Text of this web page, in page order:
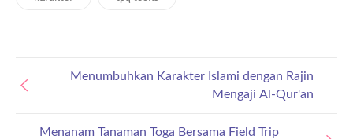
Menanam Tanaman Toga Bersama Field Trip
Menumbuhkan Karakter Islami dengan Rajin
Mengaji Al-Qur'an